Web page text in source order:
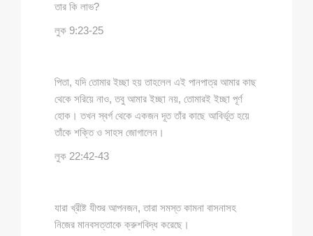
তার কি লাভ?
লুক 9:23-25
পিতা, যদি তোমার ইচ্ছা হয় তাহলেল এই পানপাত্র আমার কাছ
থেকে সরিয়ে নাও, তবু আমার ইচ্ছা নয়, তোমারই ইচ্ছা পূর্ণ
হোক। তখন স্বর্গ থেকে একজন দূত তাঁর কাছে আবির্ভূত হয়ে
তাঁকে শক্তি ও সাহস জোগালেন।
লুক 22:42-43
যারা খ্রীষ্ট যীশুর আপনজন, তারা সমস্ত কামনা বাসনাসহ
নিজের মানবসত্তাকে ক্রুশবিদ্ধ করেছে।